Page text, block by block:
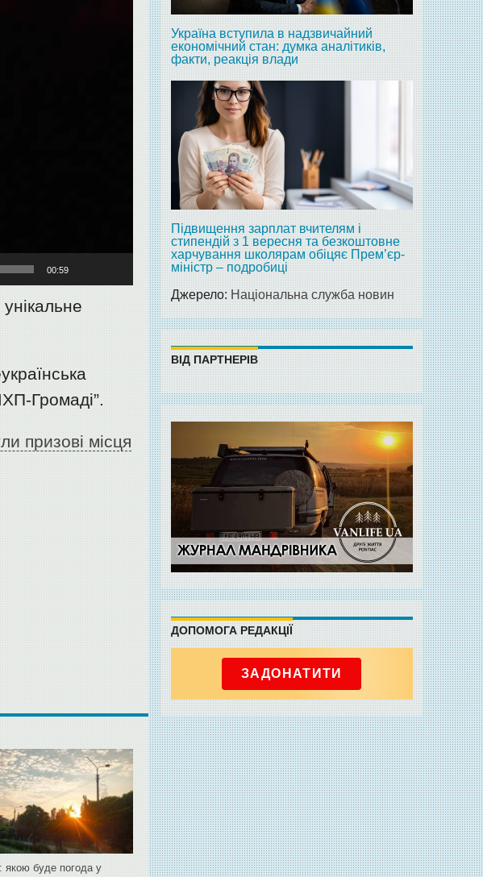
00:59
Громаді”.
призові місця
якою буде погода у
Україна вступила в надзвичайний
економічний стан: думка аналітиків,
факти, реакція влади
Підвищення зарплат вчителям і
стипендій з 1 вересня та безкоштовне
харчування школярам обіцяє Прем’єр-
міністр – подробиці
Джерело:Національна служба новин
ВІД ПАРТНЕРІВ
ДОПОМОГА РЕДАКЦІЇ
ЗАДОНАТИТИ